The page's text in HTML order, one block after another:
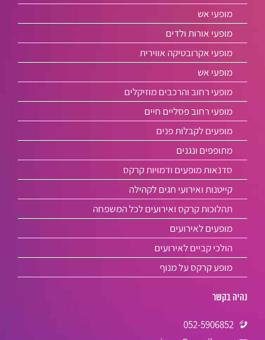
מופעי אש
מופעי אורות ולדים
מופעי אקרובטיקה אווירית
מופעי אש
מופעי רחוב והרכבים מוזיקלים
מופעי רחוב פסליים חיים
מופעים לקבלות פנים
מתופפים ונגנים
סדנאות מופעים ודמויות קרקס
קייטנות ואירועי חגים לקהילה
תהלוכות קרקס ואירועים לכל המשפחה
מופעים לאירועים
הולכי קביים לאירועים
מופע קרקס על מנוף
נהיה בקשר
052-5906852